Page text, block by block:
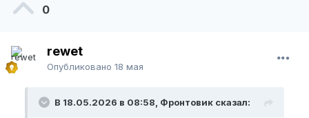
0
rewet
Опубликовано 18 мая
В 18.05.2026 в 08:58, Фронтовик сказал: